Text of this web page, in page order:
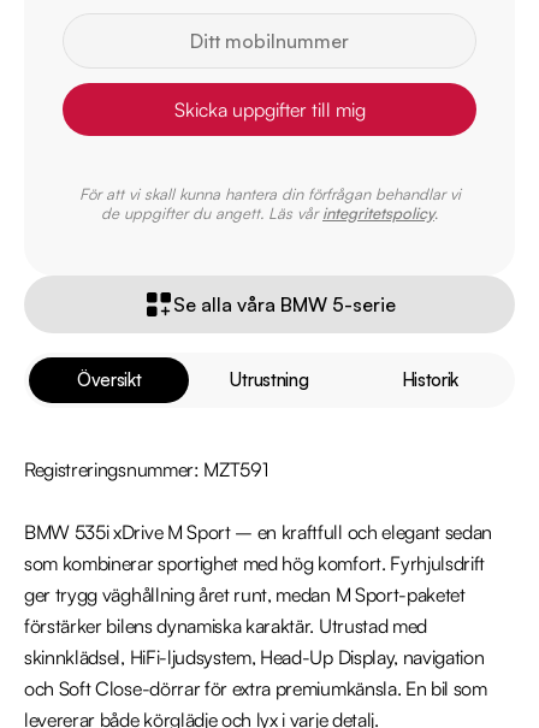
Översikt Utrustning Historik
Registreringsnummer: MZT591
BMW 535i xDrive M Sport – en kraftfull och elegant sedan
som kombinerar sportighet med hög komfort. Fyrhjulsdrift
ger trygg väghållning året runt, medan M Sport-paketet
förstärker bilens dynamiska karaktär. Utrustad med
skinnklädsel, HiFi-ljudsystem, Head-Up Display, navigation
och Soft Close-dörrar för extra premiumkänsla. En bil som
levererar både körglädje och lyx i varje detalj.
Skicka uppgifter till mig
För att vi skall kunna hantera din förfrågan behandlar vi
de uppgifter du angett. Läs vårintegritetspolicy.
Se alla våra BMW 5-serie